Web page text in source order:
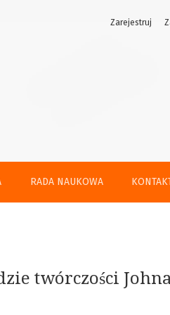
RADA NAUKOWA
Zarejestruj
twórczości